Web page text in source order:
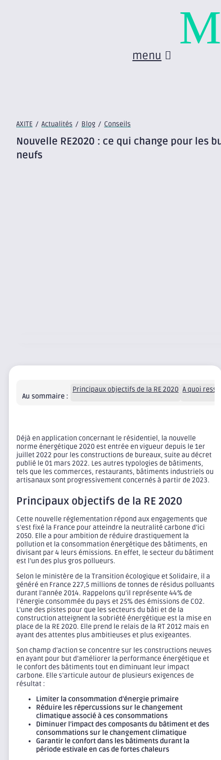
menu
AXITE / Actualités / Blog / Conseils
Nouvelle RE2020 : ce qui change pour les
neufs
Au sommaire :
Principaux objectifs de la RE 2020 A quoi
Déjà en application concernant le résidentiel, la nouvelle
norme énergétique 2020 est entrée en vigueur depuis le 1er
juillet 2022 pour les constructions de bureaux, suite au décret
publié le 01 mars 2022. Les autres typologies de bâtiments,
tels que les commerces, restaurants, bâtiments industriels ou
artisanaux sont progressivement concernés à partir de 2023.
Principaux objectifs de la RE 2020
Cette nouvelle réglementation répond aux engagements que
s’est fixé la France pour atteindre la neutralité carbone d’ici
2050. Elle a pour ambition de réduire drastiquement la
pollution et la consommation énergétique des bâtiments, en
divisant par 4 leurs émissions. En effet, le secteur du bâtiment
est l’un des plus gros pollueurs.
Selon le ministère de la Transition écologique et Solidaire, il a
généré en France 227,5 millions de tonnes de résidus polluants
durant l’année 2014. Rappelons qu’il représente 44% de
l’énergie consommée du pays et 25% des émissions de CO2.
L’une des pistes pour que les secteurs du bâti et de la
construction atteignent la sobriété énergétique est la mise en
place de la RE 2020. Elle prend le relais de la RT 2012 mais en
ayant des attentes plus ambitieuses et plus exigeantes.
Son champ d’action se concentre sur les constructions neuves
en ayant pour but d’améliorer la performance énergétique et
le confort des bâtiments tout en diminuant leur impact
carbone. Elle s’articule autour de plusieurs exigences de
résultat :
Limiter la consommation d’énergie primaire
Réduire les répercussions sur le changement
climatique associé à ces consommations
Diminuer l’impact des composants du bâtiment et des
consommations sur le changement climatique
Garantir le confort dans les bâtiments durant la
période estivale en cas de fortes chaleurs
M